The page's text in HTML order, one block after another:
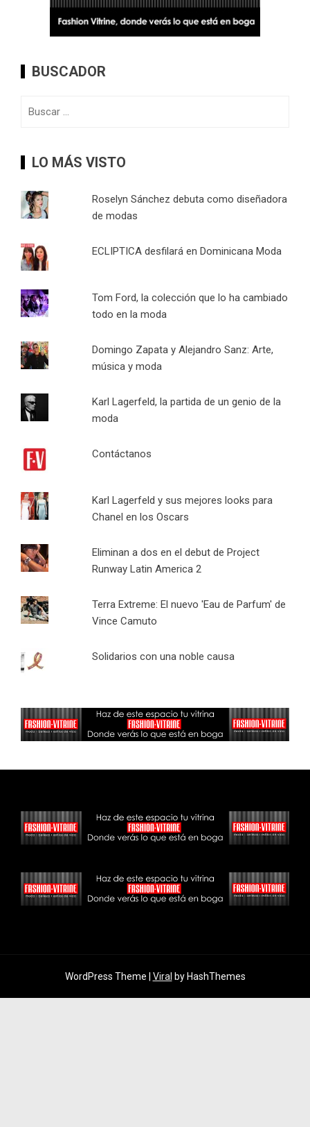
BUSCADOR
LO MÁS VISTO
Roselyn Sánchez debuta como diseñadora
de modas
ECLIPTICA desfilará en Dominicana Moda
Tom Ford, la colección que lo ha cambiado
todo en la moda
Domingo Zapata y Alejandro Sanz: Arte,
música y moda
Karl Lagerfeld, la partida de un genio de la
moda
Contáctanos
Karl Lagerfeld y sus mejores looks para
Chanel en los Oscars
Eliminan a dos en el debut de Project
Runway Latin America 2
Terra Extreme: El nuevo 'Eau de Parfum' de
Vince Camuto
Solidarios con una noble causa
WordPress Theme | Viral by HashThemes